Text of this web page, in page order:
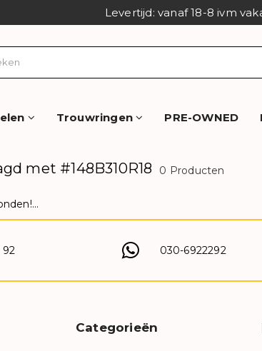
Levertijd: vanaf 18-8 ivm
Trouwringen PRE-OWNED
met #148B310R18 0 Producten
92 030-6922292
Categorieën